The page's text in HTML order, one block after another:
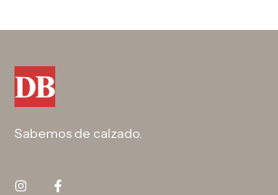
Sabemos de calzado.